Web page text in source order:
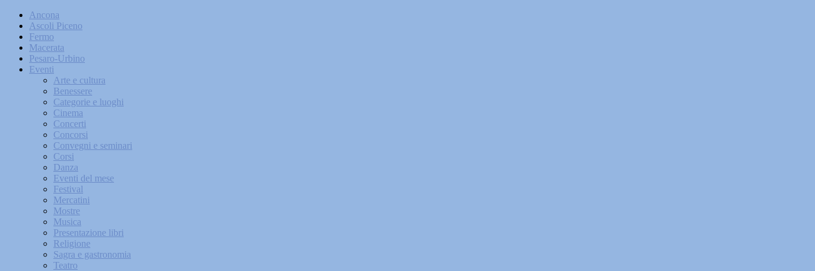
Ancona
Ascoli Piceno
Fermo
Macerata
Pesaro-Urbino
Eventi
Arte e cultura
Benessere
Categorie e luoghi
Cinema
Concerti
Concorsi
Convegni e seminari
Corsi
Danza
Eventi del mese
Festival
Mercatini
Mostre
Musica
Presentazione libri
Religione
Sagra e gastronomia
Teatro